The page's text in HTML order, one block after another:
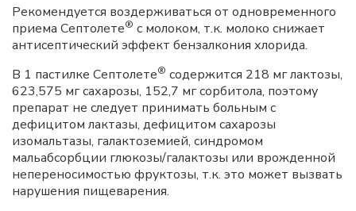
Рекомендуется воздерживаться от одновременного
приема Септолете® с молоком, т.к. молоко снижает
антисептический эффект бензалкония хлорида.
В 1 пастилке Септолете® содержится 218 мг лактозы,
623,575 мг сахарозы, 152,7 мг сорбитола, поэтому
препарат не следует принимать больным с
дефицитом лактазы, дефицитом сахарозы
изомальтазы, галактоземией, синдромом
мальабсорбции глюкозы/галактозы или врожденной
непереносимостью фруктозы, т.к. это может вызвать
нарушения пищеварения.